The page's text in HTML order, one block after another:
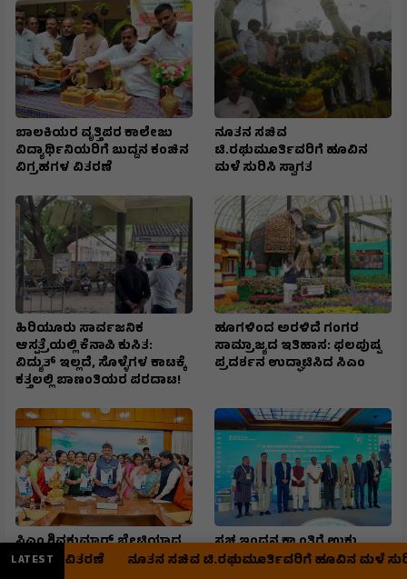
ಬಾಲಕಿಯರ ವೃತ್ತಿಪರ ಕಾಲೇಜು
ವಿದ್ಯಾರ್ಥಿನಿಯರಿಗೆ ಬುದ್ದನ ಕಂಚಿನ
ವಿಗ್ರಹಗಳ ವಿತರಣೆ
ನೂತನ ಸಚಿವ
ಟಿ.ರಘುಮೂರ್ತಿವರಿಗೆ ಹೂವಿನ
ಮಳೆ ಸುರಿಸಿ ಸ್ವಾಗತ
ಹಿರಿಯೂರು ಸಾರ್ವಜನಿಕ
ಆಸ್ಪತ್ರೆಯಲ್ಲಿ ಕೆನಾಪಿ ಕುಸಿತ:
ವಿದ್ಯುತ್‌ ಇಲ್ಲದೆ, ಸೊಳ್ಳೆಗಳ ಕಾಟಕ್ಕೆ
ಕತ್ತಲಲ್ಲಿ ಬಾಣಂತಿಯರ ಪರದಾಟ!
ಹೂಗಳಿಂದ ಅರಳಿದೆ ಗಂಗರ
ಸಾಮ್ರಾಜ್ಯದ ಇತಿಹಾಸ: ಫಲಪುಷ್ಪ
ಪ್ರದರ್ಶನ ಉದ್ಘಾಟಿಸಿದ ಸಿಎಂ
ಸಿಎಂ ಶಿವಕುಮಾರ್‌ ಭೇಟಿಯಾದ
ಸರ್ಕಾರಿ ಮಹಿಳಾ ನೌಕರರ
ಸ್ವಚ್ಛ ಇಂಧನ ಕ್ರಾಂತಿಗೆ ಉಕ್ಕು
ಬೆನ್ನೆಲುಬು: ಅಂತಾರಾಷ್ಟ್ರೀಯ
LATEST ನೂತನ ಸಚಿವ ಟಿ.ರಘುಮೂರ್ತಿವರಿಗೆ ಹೂವಿನ ಮಳೆ ಸುರಿಸಿ ಸ್ವಾಗತ